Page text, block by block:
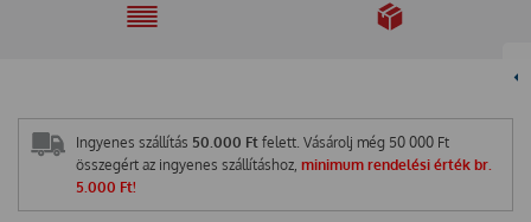
Ingyenes szállítás 50.000 Ft felett. Vásárolj még 50 000 Ft
összegért az ingyenes szállításhoz, minimum rendelési érték br.
5.000 Ft!